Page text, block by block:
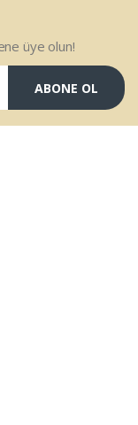
üye olun!
ABONE OL